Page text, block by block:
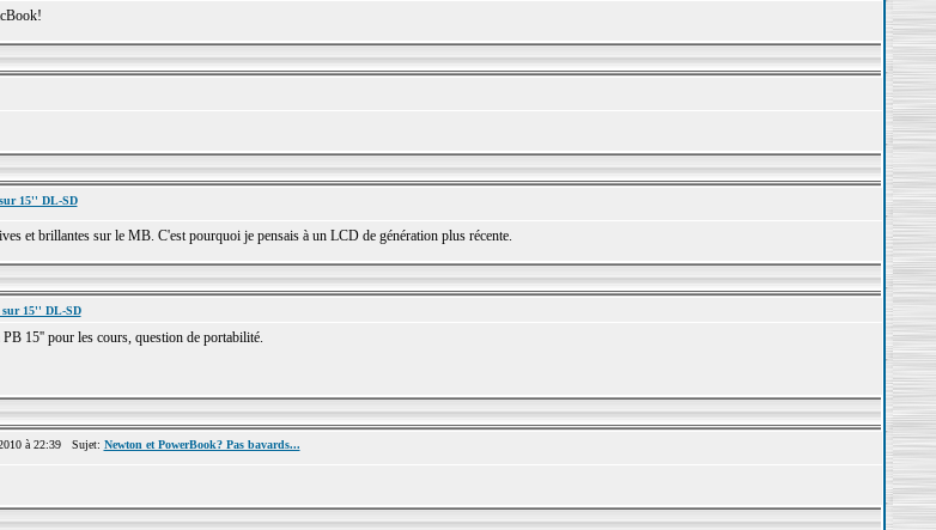
15'' DL-SD
et brillantes sur le MB. C'est pourquoi je pensais à un LCD de génération plus récente.
sur 15'' DL-SD
15'' pour les cours, question de portabilité.
à 22:39 Sujet: Newton et PowerBook? Pas bavards...